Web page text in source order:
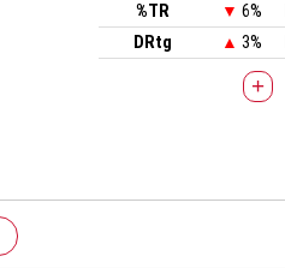
%TR
▼ 6%
DRtg
▲ 3%
+